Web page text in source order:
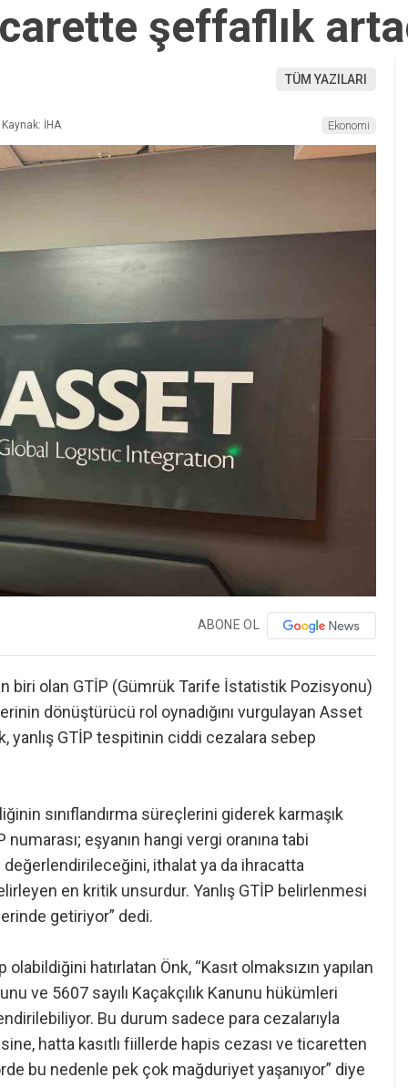
şeffaflık
TÜM YAZILARI
Kaynak: İHA Ekonomi
ABONE OL
biri olan GTİP (Gümrük Tarife İstatistik Pozisyonu)
dönüştürücü rol oynadığını vurgulayan Asset
yanlış GTİP tespitinin ciddi cezalara sebep
sınıflandırma süreçlerini giderek karmaşık
eşyanın hangi vergi oranına tabi
değerlendirileceğini, ithalat ya da ihracatta
en kritik unsurdur. Yanlış GTİP belirlenmesi
getiriyor” dedi.
hatırlatan Önk, “Kasıt olmaksızın yapılan
ve 5607 sayılı Kaçakçılık Kanunu hükümleri
Bu durum sadece para cezalarıyla
hatta kasıtlı fiillerde hapis cezası ve ticaretten
bu nedenle pek çok mağduriyet yaşanıyor” diye